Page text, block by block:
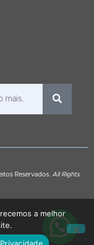
Reservados. All Rights
a melhor